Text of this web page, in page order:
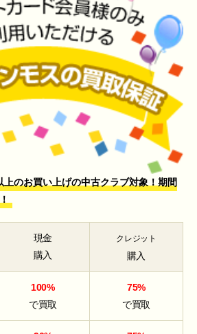
上のお買い上げの中古クラブ対象！期間
現金
購入
クレジット
購入
100%
で買取
75%
で買取